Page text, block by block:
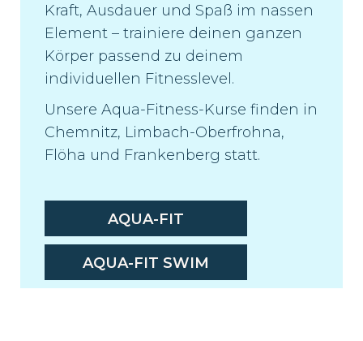
Kraft, Ausdauer und Spaß im nassen
Element – trainiere deinen ganzen
Körper passend zu deinem
individuellen Fitnesslevel.
Unsere Aqua-Fitness-Kurse finden in
Chemnitz, Limbach-Oberfrohna,
Flöha und Frankenberg statt.
AQUA-FIT
AQUA-FIT SWIM